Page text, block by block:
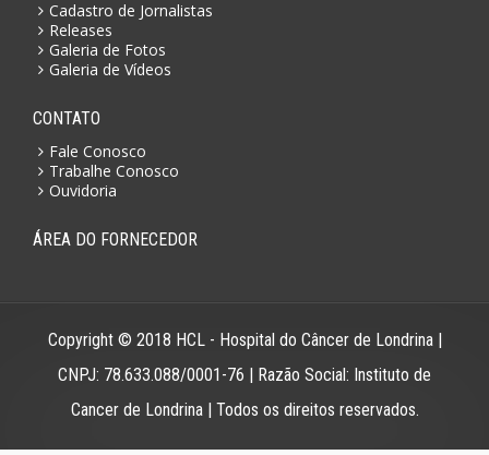
Cadastro de Jornalistas
Releases
Galeria de Fotos
Galeria de Vídeos
CONTATO
Fale Conosco
Trabalhe Conosco
Ouvidoria
ÁREA DO FORNECEDOR
Copyright © 2018 HCL - Hospital do Câncer de Londrina |
CNPJ: 78.633.088/0001-76 | Razão Social: Instituto de
Cancer de Londrina | Todos os direitos reservados.